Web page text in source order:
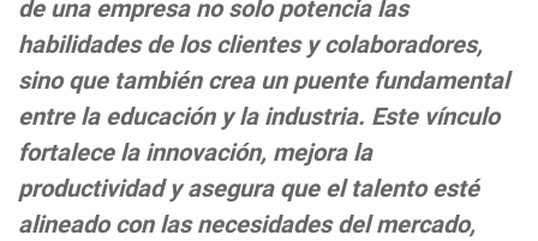
de una empresa no solo potencia las
habilidades de los clientes y colaboradores,
sino que también crea un puente fundamental
entre la educación y la industria. Este vínculo
fortalece la innovación, mejora la
productividad y asegura que el talento esté
alineado con las necesidades del mercado,